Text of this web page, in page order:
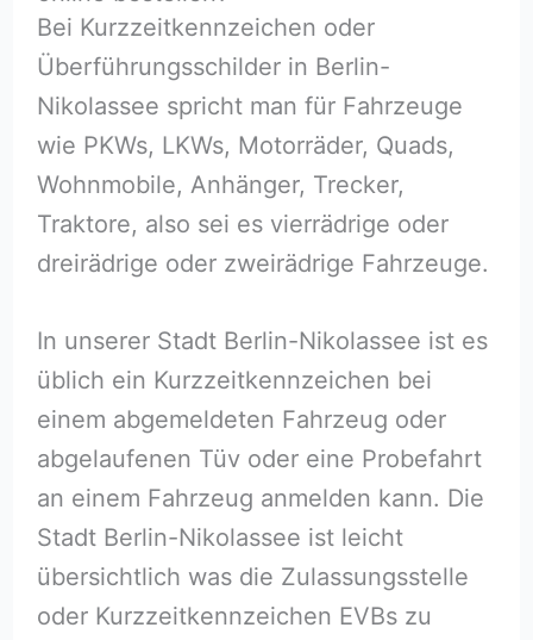
Bei Kurzzeitkennzeichen oder
Überführungsschilder in Berlin-
Nikolassee spricht man für Fahrzeuge
wie PKWs, LKWs, Motorräder, Quads,
Wohnmobile, Anhänger, Trecker,
Traktore, also sei es vierrädrige oder
dreirädrige oder zweirädrige Fahrzeuge.
In unserer Stadt Berlin-Nikolassee ist es
üblich ein Kurzzeitkennzeichen bei
einem abgemeldeten Fahrzeug oder
abgelaufenen Tüv oder eine Probefahrt
an einem Fahrzeug anmelden kann. Die
Stadt Berlin-Nikolassee ist leicht
übersichtlich was die Zulassungsstelle
oder Kurzzeitkennzeichen EVBs zu